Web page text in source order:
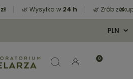
🌿 Wysyłka w24 h 🌿 Zrób zakupy
×